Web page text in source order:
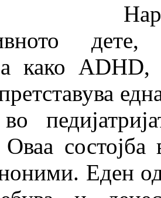
како
во
Оваа
Еден